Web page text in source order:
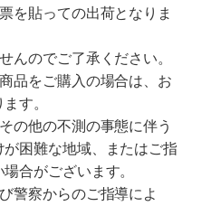
を貼っての出荷となりま
んのでご了承ください。
品をご購入の場合は、お
す。
の他の不測の事態に伴う
困難な地域、またはご指
合がございます。
警察からのご指導によ